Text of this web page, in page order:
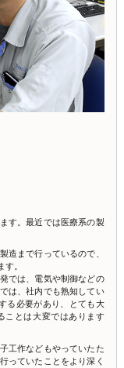
す。最近では医療系の製
造まで行っているので、
。
では、電気や制御などの
は、社内でも熟知してい
る必要があり、とても大
ことは大変ではあります
工作などもやっていたた
っていたことをより深く